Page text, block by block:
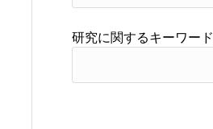
研究に関するキーワード